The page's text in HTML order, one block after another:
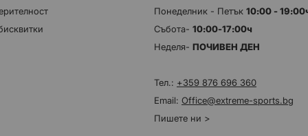
Понеделник - Петък 10:00 -
Събота- 10:00-17:00ч
Неделя- ПОЧИВЕН ДЕН
Тел.: +359 876 696 360
Email: Office@extreme-sports.bg
Пишете ни >